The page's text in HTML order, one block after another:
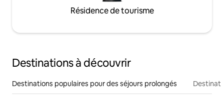
Résidence de tourisme
Destinations à découvrir
Destinations populaires pour des séjours prolongés